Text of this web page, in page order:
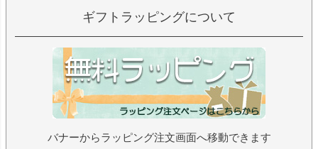
ギフトラッピングについて
バナーからラッピング注文画面へ移動できます